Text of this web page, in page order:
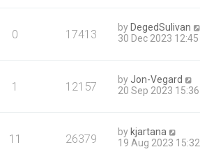
0 17413 by DegedSulivan
30 Dec 2023 12:45
1 12157 by Jon-Vegard
20 Sep 2023 15:36
11 26379 by kjartana
19 Aug 2023 15:32